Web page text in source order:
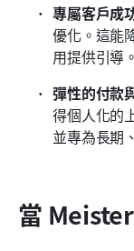
專屬客戶成
優化。這能
用提供引導。
彈性的付款
得個人化的
並專為長期
當